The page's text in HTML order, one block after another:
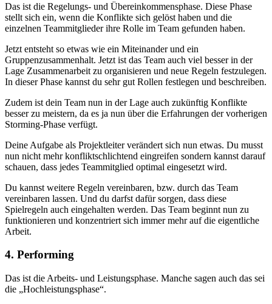
Das ist die Regelungs- und Übereinkommensphase. Diese Phase
stellt sich ein, wenn die Konflikte sich gelöst haben und die
einzelnen Teammitglieder ihre Rolle im Team gefunden haben.
Jetzt entsteht so etwas wie ein Miteinander und ein
Gruppenzusammenhalt. Jetzt ist das Team auch viel besser in der
Lage Zusammenarbeit zu organisieren und neue Regeln festzulegen.
In dieser Phase kannst du sehr gut Rollen festlegen und beschreiben.
Zudem ist dein Team nun in der Lage auch zukünftig Konflikte
besser zu meistern, da es ja nun über die Erfahrungen der vorherigen
Storming-Phase verfügt.
Deine Aufgabe als Projektleiter verändert sich nun etwas. Du musst
nun nicht mehr konfliktschlichtend eingreifen sondern kannst darauf
schauen, dass jedes Teammitglied optimal eingesetzt wird.
Du kannst weitere Regeln vereinbaren, bzw. durch das Team
vereinbaren lassen. Und du darfst dafür sorgen, dass diese
Spielregeln auch eingehalten werden. Das Team beginnt nun zu
funktionieren und konzentriert sich immer mehr auf die eigentliche
Arbeit.
4. Performing
Das ist die Arbeits- und Leistungsphase. Manche sagen auch das sei
die „Hochleistungsphase“.